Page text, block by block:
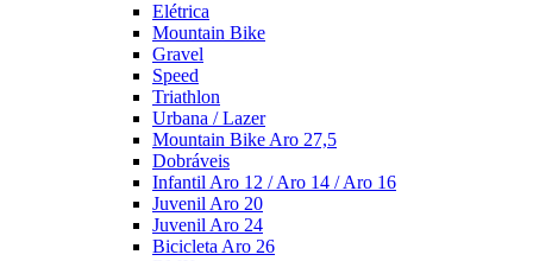
Elétrica
Mountain Bike
Gravel
Speed
Triathlon
Urbana / Lazer
Mountain Bike Aro 27,5
Dobráveis
Infantil Aro 12 / Aro 14 / Aro 16
Juvenil Aro 20
Juvenil Aro 24
Bicicleta Aro 26